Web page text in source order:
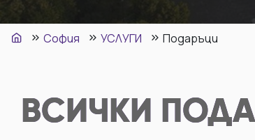
София
УСЛУГИ Подаръци
ВСИЧКИ